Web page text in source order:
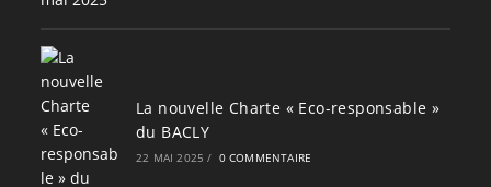
La nouvelle Charte « Eco-responsable »
du BACLY
22 MAI 2025 / 0 COMMENTAIRE